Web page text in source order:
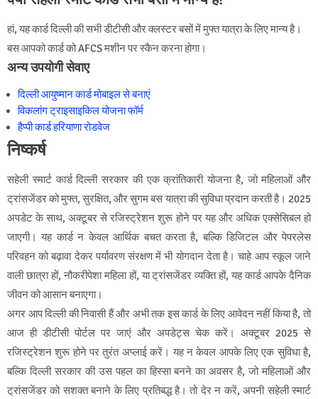
हां, यह कार्ड दिल्ली की सभी डीटीसी और क्लस्टर बसों में मुफ्त यात्रा के लिए मान्य है।
बस आपको कार्ड को AFCS मशीन पर स्कैन करना होगा।
अन्य उपयोगी सेवाए
दिल्ली आयुष्मान कार्ड मोबाइल से बनाएं
विकलांग ट्राइसाइकिल योजना फॉर्म
हैप्पी कार्ड हरियाणा रोडवेज
निष्कर्ष
सहेली स्मार्ट कार्ड दिल्ली सरकार की एक क्रांतिकारी योजना है, जो महिलाओं और
ट्रांसजेंडर को मुफ्त, सुरक्षित, और सुगम बस यात्रा की सुविधा प्रदान करती है। 2025
अपडेट के साथ, अक्टूबर से रजिस्ट्रेशन शुरू होने पर यह और अधिक एक्सेसिबल हो
जाएगी। यह कार्ड न केवल आर्थिक बचत करता है, बल्कि डिजिटल और पेपरलेस
परिवहन को बढ़ावा देकर पर्यावरण संरक्षण में भी योगदान देता है। चाहे आप स्कूल जाने
वाली छात्रा हों, नौकरीपेशा महिला हों, या ट्रांसजेंडर व्यक्ति हों, यह कार्ड आपके दैनिक
जीवन को आसान बनाएगा।
अगर आप दिल्ली की निवासी हैं और अभी तक इस कार्ड के लिए आवेदन नहीं किया है, तो
आज ही डीटीसी पोर्टल पर जाएं और अपडेट्स चेक करें। अक्टूबर 2025 से
रजिस्ट्रेशन शुरू होने पर तुरंत अप्लाई करें। यह न केवल आपके लिए एक सुविधा है,
बल्कि दिल्ली सरकार की उस पहल का हिस्सा बनने का अवसर है, जो महिलाओं और
ट्रांसजेंडर को सशक्त बनाने के लिए प्रतिबद्ध है। तो देर न करें, अपनी सहेली स्मार्ट